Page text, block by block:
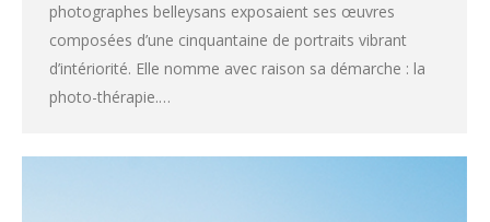
photographes belleysans exposaient ses œuvres
composées d’une cinquantaine de portraits vibrant
d’intériorité. Elle nomme avec raison sa démarche : la
photo-thérapie.…